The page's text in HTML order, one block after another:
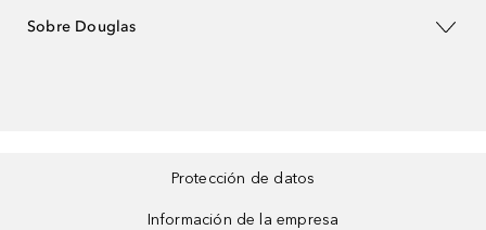
Sobre Douglas
Protección de datos
Información de la empresa